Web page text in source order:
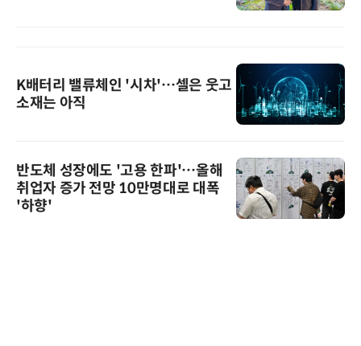
K배터리 밸류체인 '시차'…셀은 웃고
소재는 아직
반도체 성장에도 '고용 한파'…올해
취업자 증가 전망 10만명대로 대폭
'하향'